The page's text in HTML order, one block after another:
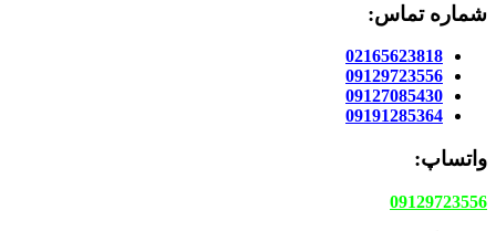
شماره تماس:
02165623818
09129723556
09127085430
09191285364
واتساپ:
09129723556